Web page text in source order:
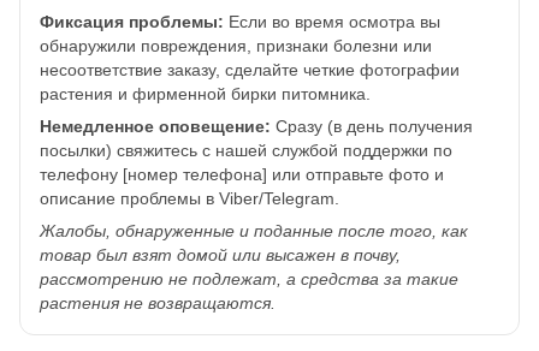
Фиксация проблемы: Если во время осмотра вы
обнаружили повреждения, признаки болезни или
несоответствие заказу, сделайте четкие фотографии
растения и фирменной бирки питомника.
Немедленное оповещение: Сразу (в день получения
посылки) свяжитесь с нашей службой поддержки по
телефону [номер телефона] или отправьте фото и
описание проблемы в Viber/Telegram.
Жалобы, обнаруженные и поданные после того, как
товар был взят домой или высажен в почву,
рассмотрению не подлежат, а средства за такие
растения не возвращаются.